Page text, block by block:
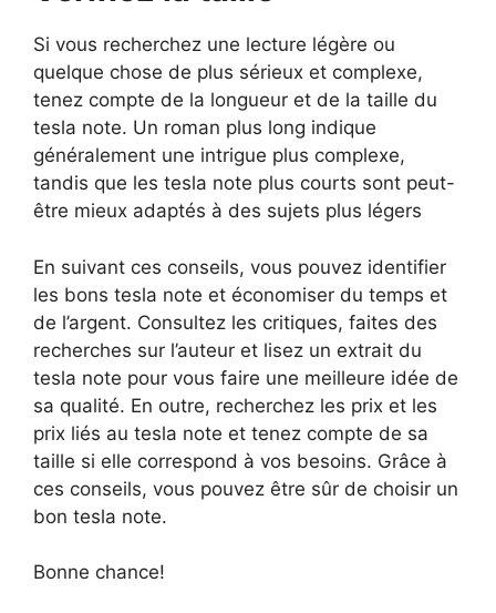
Si vous recherchez une lecture légère ou
quelque chose de plus sérieux et complexe,
tenez compte de la longueur et de la taille du
tesla note. Un roman plus long indique
généralement une intrigue plus complexe,
tandis que les tesla note plus courts sont peut-
être mieux adaptés à des sujets plus légers
En suivant ces conseils, vous pouvez identifier
les bons tesla note et économiser du temps et
de l’argent. Consultez les critiques, faites des
recherches sur l’auteur et lisez un extrait du
tesla note pour vous faire une meilleure idée de
sa qualité. En outre, recherchez les prix et les
prix liés au tesla note et tenez compte de sa
taille si elle correspond à vos besoins. Grâce à
ces conseils, vous pouvez être sûr de choisir un
bon tesla note.
Bonne chance!